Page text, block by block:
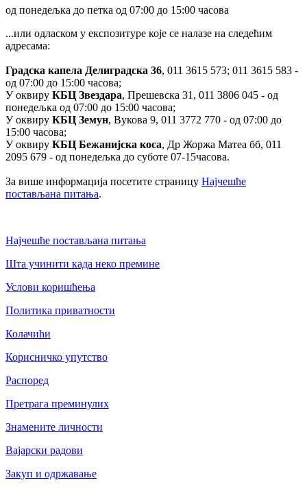
од понедељка до петка од 07:00 до 15:00 часова
...или одласком у експозитуре које се налазе на следећим
адресама:
Градска капела Делиградска 36, 011 3615 573; 011 3615 583 -
од 07:00 до 15:00 часова;
У оквиру КБЦ Звездара, Прешевска 31, 011 3806 045 - од
понедељка од 07:00 до 15:00 часова;
У оквиру КБЦ Земун, Вукова 9, 011 3772 770 - од 07:00 до
15:00 часова;
У оквиру КБЦ Бежанијска коса, Др Жоржа Матеа бб, 011
2095 679 - од понедељка до суботе 07-15часова.
За више информација посетите страницу Најчешће
постављана питања.
Најчешће постављана питања
Шта учинити када неко премине
Услови коришћења
Политика приватности
Колачићи
Корисничко упутство
Распоред
Претрага преминулих
Знамените личности
Вајарски радови
Закуп и одржавање